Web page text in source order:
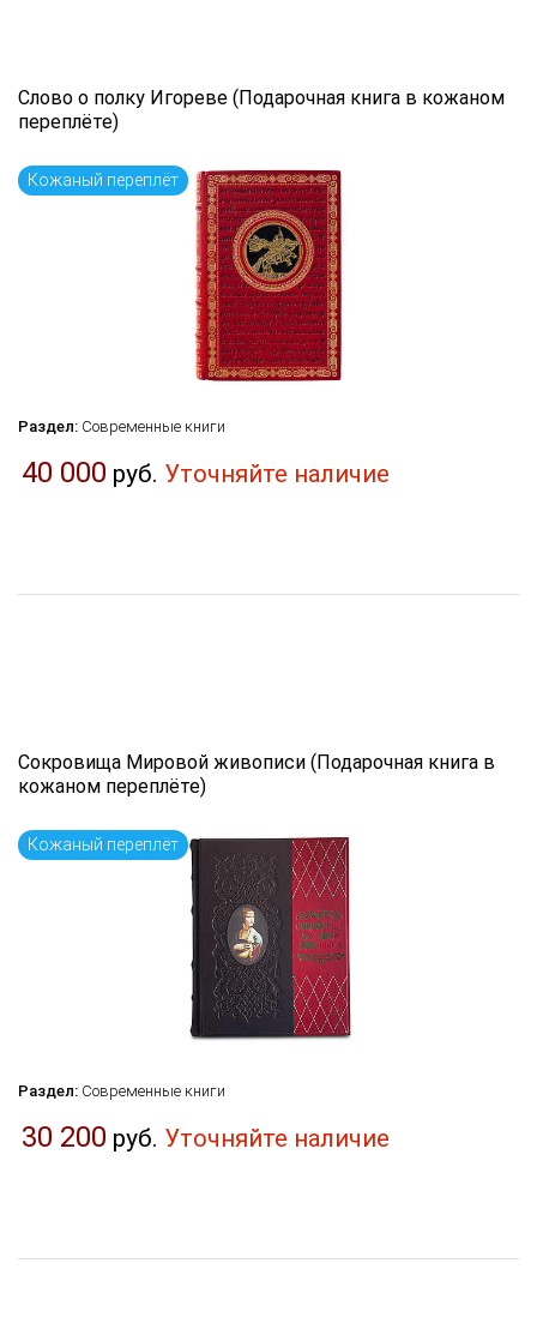
Слово о полку Игореве (Подарочная книга в кожаном
переплёте)
Кожаный переплёт
Раздел: Современные книги
40 000 руб. Уточняйте наличие
Сокровища Мировой живописи (Подарочная книга в
кожаном переплёте)
Кожаный переплёт
Раздел: Современные книги
30 200 руб. Уточняйте наличие